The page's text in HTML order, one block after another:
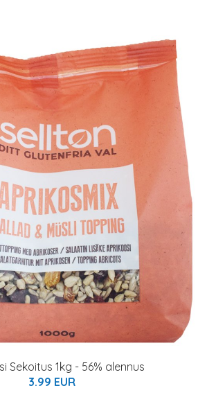
Sekoitus 1kg - 56% alennus
3.99 EUR